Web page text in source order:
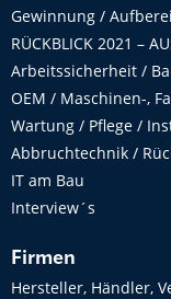
Gewinnung /
RÜCKBLICK 2021 –
Arbeitssicherheit /
OEM / Maschinen-,
Wartung / Pflege /
Abbruchtechnik /
IT am Bau
Interview´s
Firmen
Hersteller, Händler,